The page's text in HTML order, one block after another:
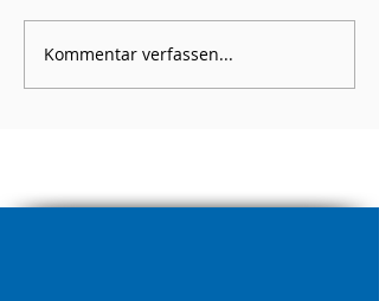
Kommentar verfassen...